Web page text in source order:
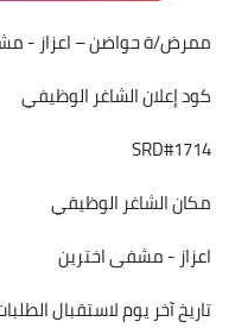
ممرض/ة حواضن – اعزاز -
كود إعلان الشاغر الوظيفي
SRD#1714
مكان الشاغر الوظيفي
اعزاز - مشفى اخترين
تاريخ آخر يوم لاستقبال